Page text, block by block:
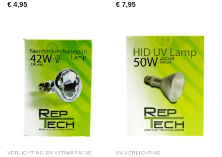
€4,95
€7,95
VERLICHTING EN VERWARMING UV-VERLICHTING